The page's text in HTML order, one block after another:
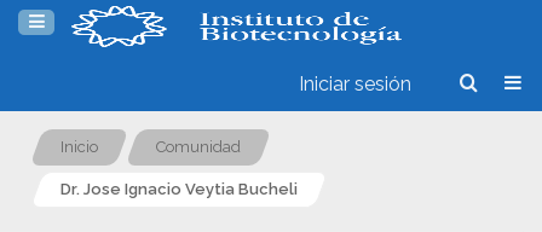
Iniciar sesión
Inicio Comunidad
Dr. Jose Ignacio Veytia Bucheli